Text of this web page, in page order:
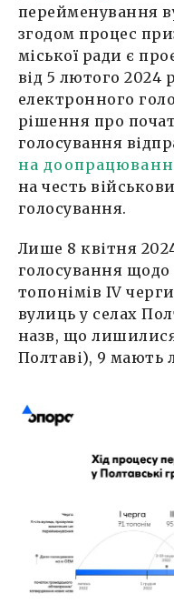
перейменування
згодом процес
міської ради є
від 5 лютого 2024
електронного
рішення про
голосування
на
на честь
голосування.
Лише 8 квітня
голосування
топонімів ІV
вулиць у селах
назв, що
Полтаві), 9 мають